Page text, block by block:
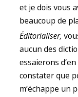
et je dois vous
beaucoup de
Éditorialiser,
aucun des
essaierons
constater que
m’échappe un